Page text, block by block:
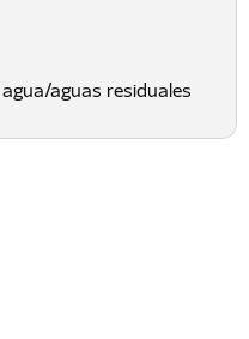
aguas residuales